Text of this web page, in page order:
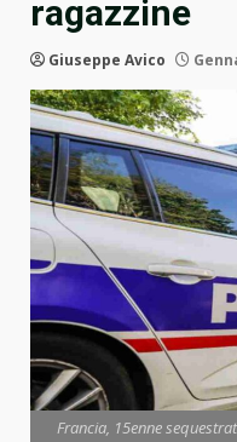
ragazzine
Giuseppe Avico
Francia, 15enne